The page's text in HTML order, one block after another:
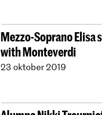
Mezzo-Soprano Elisa
with Monteverdi
23 oktober 2019